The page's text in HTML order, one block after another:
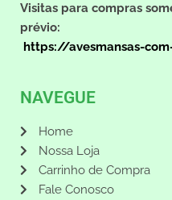
Visitas para compras
prévio:
https://avesmansas-
NAVEGUE
Home
Nossa Loja
Carrinho de Compra
Fale Conosco